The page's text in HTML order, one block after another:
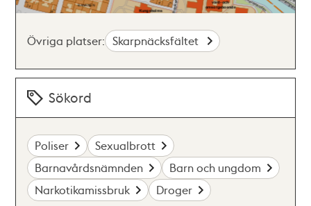
Övriga platser: Skarpnäcksfältet
Sökord
Poliser
Sexualbrott
Barnavårdsnämnden
Barn och ungdom
Narkotikamissbruk
Droger